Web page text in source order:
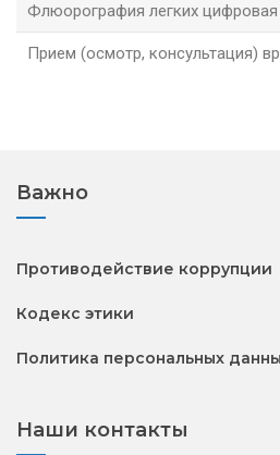
Флюорография легких цифровая
Прием (осмотр, консультация)
Важно
Противодействие коррупции
Кодекс этики
Политика персональных
Наши контакты